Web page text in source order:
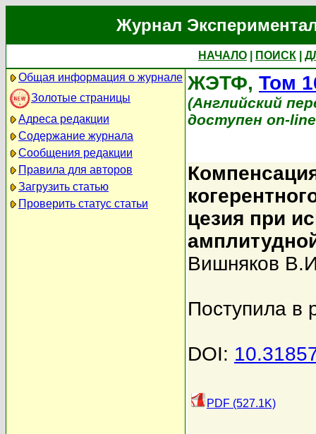
Журнал
НАЧАЛО ПОИСК
Общая информация о журнале
Золотые страницы
Адреса редакции
Содержание журнала
Сообщения редакции
Правила для авторов
Загрузить статью
Проверить статус статьи
ЖЭТФ, Том
(Английский
доступен on-
цезия при
Вишняков
Поступила в
DOI:
PDF (527.1K)